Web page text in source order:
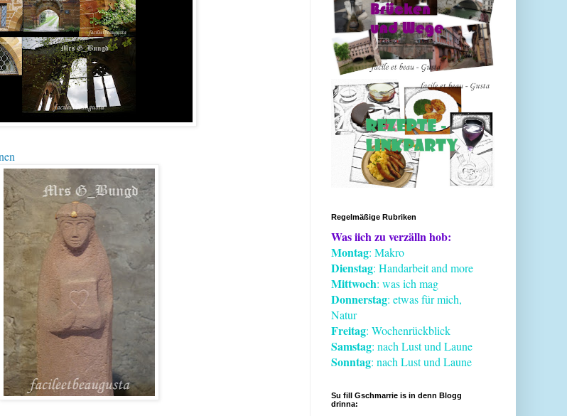
Regelmäßige Rubriken
Was iich zu verzälln hob:
Montag: Makro
Dienstag: Handarbeit and more
Mittwoch: was ich mag
Donnerstag: etwas für mich,
Natur
Freitag: Wochenrückblick
Samstag: nach Lust und Laune
Sonntag: nach Lust und Laune
Su fill Gschmarrie is in denn Blogg
drinna: